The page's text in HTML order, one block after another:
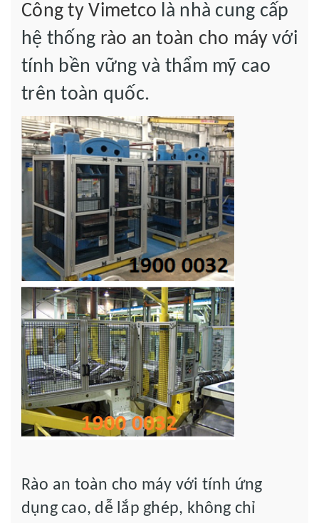
Công ty Vimetco là nhà cung cấp
hệ thống rào an toàn cho máyvới
tính bền vững và thẩm mỹ cao
trên toàn quốc.
Rào an toàn cho máy với tính ứng
dụng cao, dễ lắp ghép, không chỉ